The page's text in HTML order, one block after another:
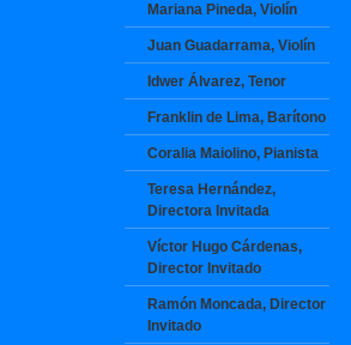
Mariana Pineda, Violín
Juan Guadarrama, Violín
Idwer Álvarez, Tenor
Franklin de Lima, Barítono
Coralia Maiolino, Pianista
Teresa Hernández,
Directora Invitada
Víctor Hugo Cárdenas,
Director Invitado
Ramón Moncada, Director
Invitado